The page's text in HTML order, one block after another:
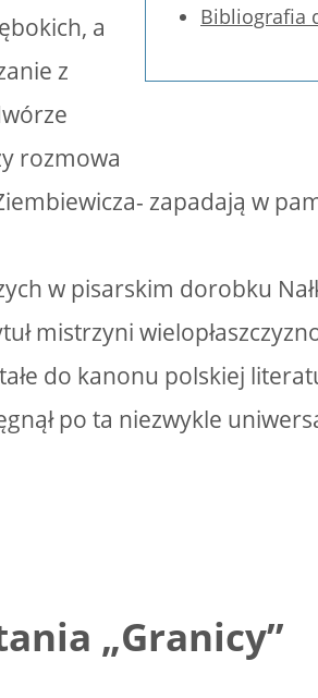
Bibliografia
a
z
rozmowa
zapadają w
w pisarskim dorobku
mistrzyni
do kanonu polskiej
po ta niezwykle
„Granicy”